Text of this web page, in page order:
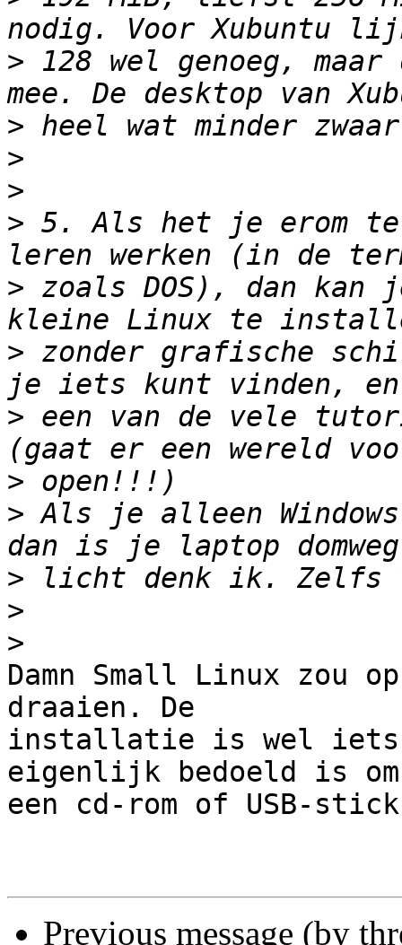
> 128 wel genoeg,
>
>
>
> 5. Als het je erom te
> zoals DOS), dan kan
> zonder grafische
> een van de vele
>
> Als je alleen
>
>
>
Damn Small Linux zou
draaien. De
installatie is wel iets
eigenlijk bedoeld is
een cd-rom of USB-
Previous message (by